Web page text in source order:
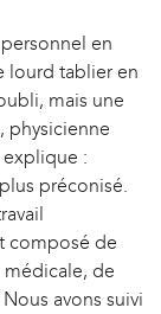
en
lourd tablier en
mais une
physicienne
explique :
préconisé.
composé de
de
avons suivi